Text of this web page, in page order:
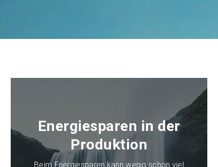
Energiesparen in der
Produktion
Beim Energiesparen kann wenig schon viel